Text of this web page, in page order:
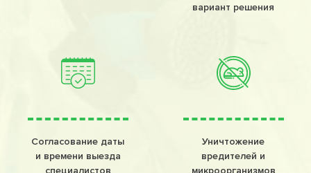
вариант решения
Согласование даты
и времени выезда
специалистов
Уничтожение
вредителей и
микроорганизмов